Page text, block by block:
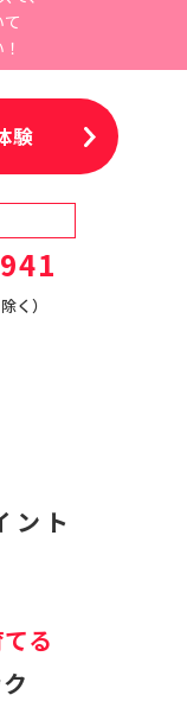
験
く）
ント
る